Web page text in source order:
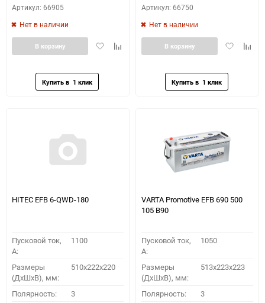
Артикул: 66905
Нет в наличии
ДобавитьДобавить
В корзину
Артикул: 66750
Нет в наличии
Добавить
В корзину
HITEC EFB 6-QWD-180
Пусковой ток,
A:
1100
Размеры
(ДхШхВ), мм:
510х222х220
Полярность: 3
VARTA Promotive EFB 690 500
105 B90
Пусковой ток,
A:
1050
Размеры
(ДхШхВ), мм:
513x223x223
Полярность: 3